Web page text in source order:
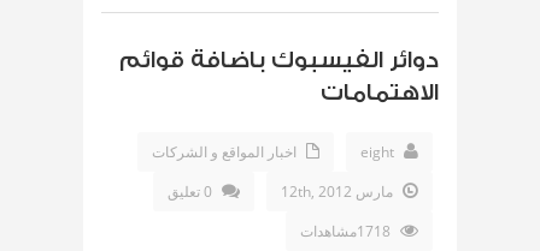
دوائر الفيسبوك باضافة قوائم
الاهتمامات
eight
اخبار المواقع و الشركات
مارس 12th, 2012
0 تعليق